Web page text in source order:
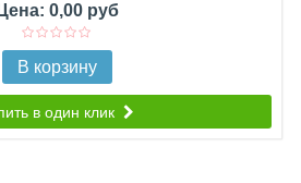
Цена: 0,00 руб
В корзину
в один клик